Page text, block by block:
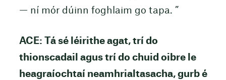
— ní mór dúinn foghlaim go tapa. ”
ACE: Tá sé léirithe agat, trí do
thionscadail agus trí do chuid oibre le
heagraíochtaí neamhrialtasacha, gurb é